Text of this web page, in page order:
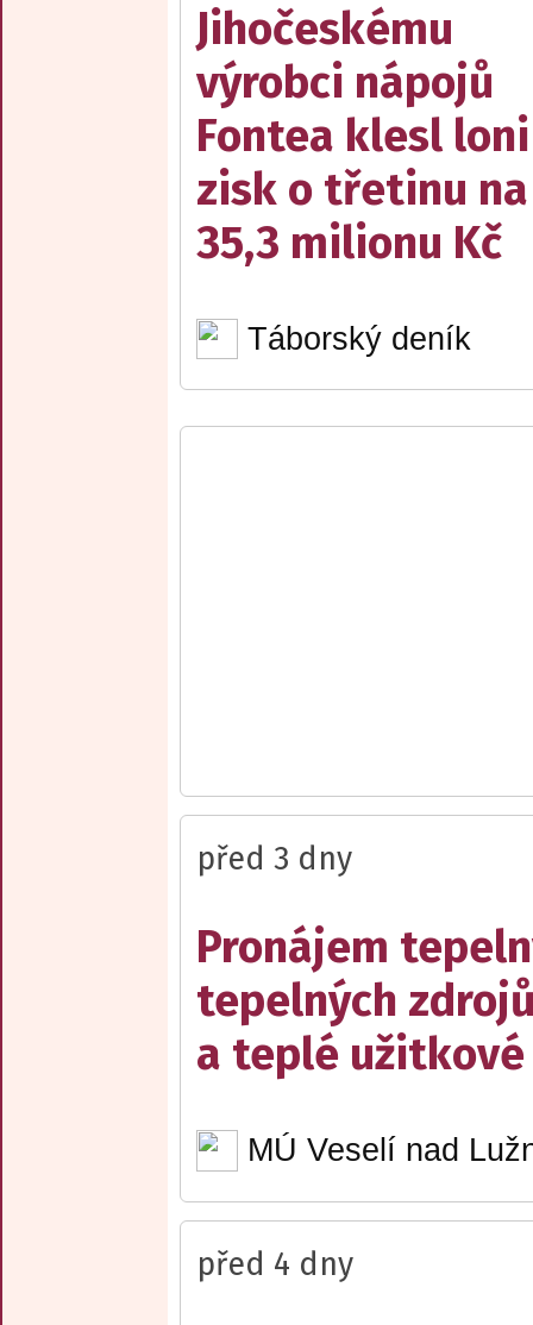
Jihočeskému
výrobci nápojů
Fontea klesl loni
zisk o třetinu na
35,3 milionu Kč
Táborský deník
před 3 dny
Pronájem
tepelných
a teplé užitkové
MÚ Veselí nad
před 4 dny